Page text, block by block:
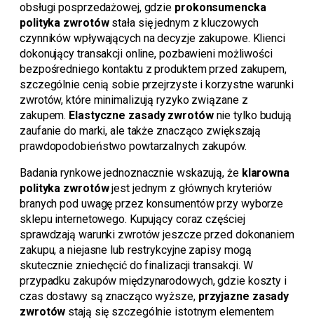
obsługi posprzedażowej, gdzie prokonsumencka
polityka zwrotówstała się jednym z kluczowych
czynników wpływających na decyzje zakupowe. Klienci
dokonujący transakcji online, pozbawieni możliwości
bezpośredniego kontaktu z produktem przed zakupem,
szczególnie cenią sobie przejrzyste i korzystne warunki
zwrotów, które minimalizują ryzyko związane z
zakupem. Elastyczne zasady zwrotównie tylko budują
zaufanie do marki, ale także znacząco zwiększają
prawdopodobieństwo powtarzalnych zakupów.
Badania rynkowe jednoznacznie wskazują, że klarowna
polityka zwrotówjest jednym z głównych kryteriów
branych pod uwagę przez konsumentów przy wyborze
sklepu internetowego. Kupujący coraz częściej
sprawdzają warunki zwrotów jeszcze przed dokonaniem
zakupu, a niejasne lub restrykcyjne zapisy mogą
skutecznie zniechęcić do finalizacji transakcji. W
przypadku zakupów międzynarodowych, gdzie koszty i
czas dostawy są znacząco wyższe, przyjazne zasady
zwrotów stają się szczególnie istotnym elementem